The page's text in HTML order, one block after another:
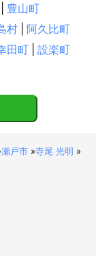
豊山町
村
阿久比町
田町
設楽町
瀬戸市 »寺尾 光明 »